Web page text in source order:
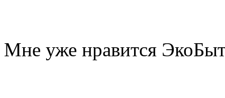
Мне уже нравится